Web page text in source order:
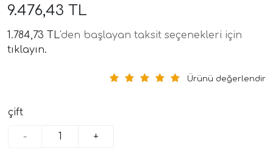
9.476,43 TL
1.784,73 TL'den başlayan taksit seçenekleri için
tıklayın.
Ürünü değerlendir
çift
- +